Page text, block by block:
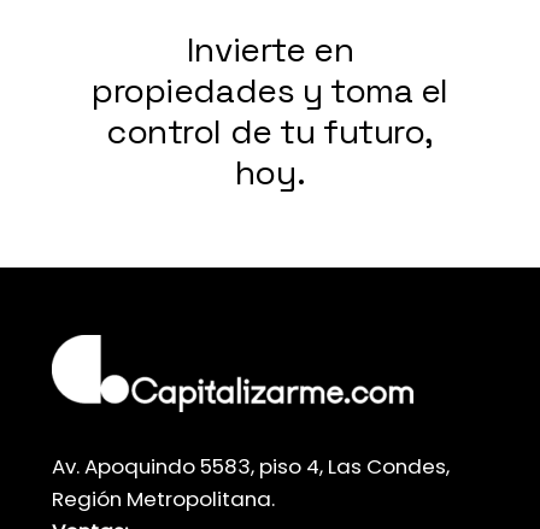
Invierte en
propiedades y toma el
control de tu futuro,
hoy.
Av. Apoquindo 5583, piso 4, Las Condes,
Región Metropolitana.